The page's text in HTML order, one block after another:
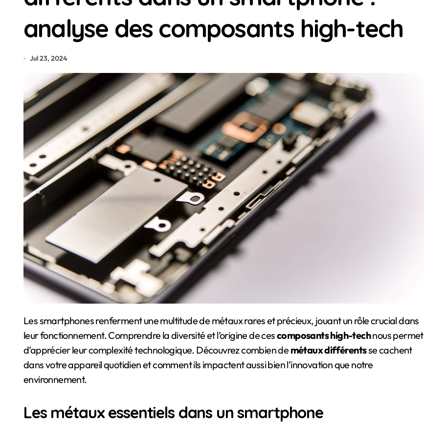
analyse des composants high-tech
Jul 23, 2024
Les smartphones renferment une multitude de métaux rares et précieux, jouant un rôle crucial dans
leur fonctionnement. Comprendre la diversité et l’origine de cescomposants high-technous permet
d’apprécier leur complexité technologique. Découvrez combien de métaux différentsse cachent
dans votre appareil quotidien et comment ils impactent aussi bien l’innovation que notre
environnement.
Les métaux essentiels dans un smartphone